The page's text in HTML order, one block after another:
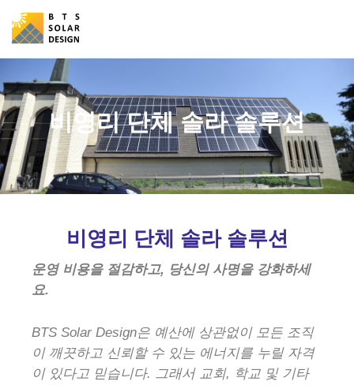
content
비영리 단체 솔라 솔루션
비영리 단체 솔라 솔루션
운영 비용을 절감하고, 당신의 사명을 강화하세
요.
BTS Solar Design은 예산에 상관없이 모든 조직
이 깨끗하고 신뢰할 수 있는 에너지를 누릴 자격
이 있다고 믿습니다. 그래서 교회, 학교 및 기타